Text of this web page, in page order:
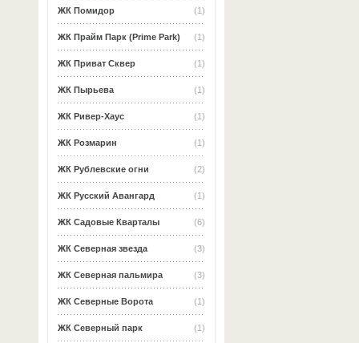
(1)
ЖК Помидор
(1)
ЖК Прайм Парк (Prime Park)
(1)
ЖК Приват Сквер
(1)
ЖК Пырьева
(1)
ЖК Ривер-Хаус
(1)
ЖК Розмарин
(2)
ЖК Рублевские огни
(1)
ЖК Русский Авангард
(6)
ЖК Садовые Кварталы
(3)
ЖК Северная звезда
(3)
ЖК Северная пальмира
(1)
ЖК Северные Ворота
(1)
ЖК Северный парк